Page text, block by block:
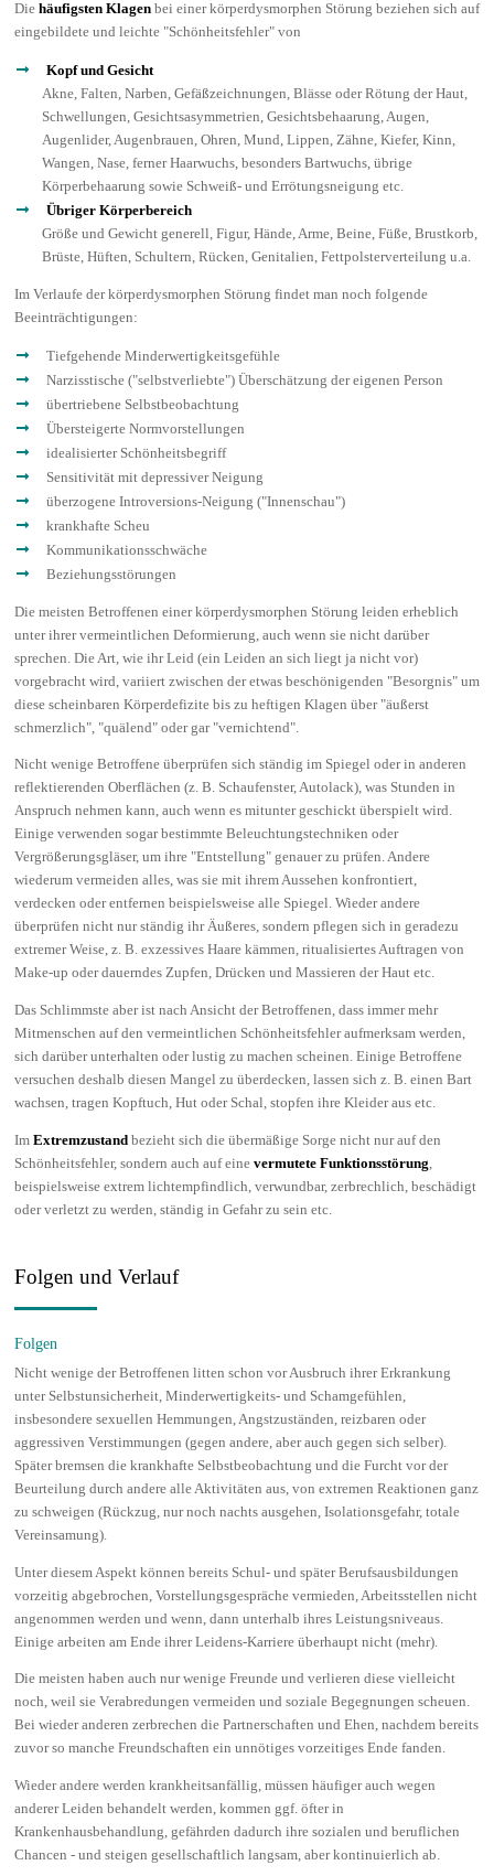
Die häufigsten Klagenbei einer körperdysmorphen Störung beziehen sich auf
eingebildete und leichte "Schönheitsfehler" von
Kopf und Gesicht
Akne, Falten, Narben, Gefäßzeichnungen, Blässe oder Rötung der Haut,
Schwellungen, Gesichtsasymmetrien, Gesichtsbehaarung, Augen,
Augenlider, Augenbrauen, Ohren, Mund, Lippen, Zähne, Kiefer, Kinn,
Wangen, Nase, ferner Haarwuchs, besonders Bartwuchs, übrige
Körperbehaarung sowie Schweiß- und Errötungsneigung etc.
Übriger Körperbereich
Größe und Gewicht generell, Figur, Hände, Arme, Beine, Füße, Brustkorb,
Brüste, Hüften, Schultern, Rücken, Genitalien, Fettpolsterverteilung u.a.
Im Verlaufe der körperdysmorphen Störung findet man noch folgende
Beeinträchtigungen:
Tiefgehende Minderwertigkeitsgefühle
Narzisstische ("selbstverliebte") Überschätzung der eigenen Person
übertriebene Selbstbeobachtung
Übersteigerte Normvorstellungen
idealisierter Schönheitsbegriff
Sensitivität mit depressiver Neigung
überzogene Introversions-Neigung ("Innenschau")
krankhafte Scheu
Kommunikationsschwäche
Beziehungsstörungen
Die meisten Betroffenen einer körperdysmorphen Störung leiden erheblich
unter ihrer vermeintlichen Deformierung, auch wenn sie nicht darüber
sprechen. Die Art, wie ihr Leid (ein Leiden an sich liegt ja nicht vor)
vorgebracht wird, variiert zwischen der etwas beschönigenden "Besorgnis" um
diese scheinbaren Körperdefizite bis zu heftigen Klagen über "äußerst
schmerzlich", "quälend" oder gar "vernichtend".
Nicht wenige Betroffene überprüfen sich ständig im Spiegel oder in anderen
reflektierenden Oberflächen (z. B. Schaufenster, Autolack), was Stunden in
Anspruch nehmen kann, auch wenn es mitunter geschickt überspielt wird.
Einige verwenden sogar bestimmte Beleuchtungstechniken oder
Vergrößerungsgläser, um ihre "Entstellung" genauer zu prüfen. Andere
wiederum vermeiden alles, was sie mit ihrem Aussehen konfrontiert,
verdecken oder entfernen beispielsweise alle Spiegel. Wieder andere
überprüfen nicht nur ständig ihr Äußeres, sondern pflegen sich in geradezu
extremer Weise, z. B. exzessives Haare kämmen, ritualisiertes Auftragen von
Make-up oder dauerndes Zupfen, Drücken und Massieren der Haut etc.
Das Schlimmste aber ist nach Ansicht der Betroffenen, dass immer mehr
Mitmenschen auf den vermeintlichen Schönheitsfehler aufmerksam werden,
sich darüber unterhalten oder lustig zu machen scheinen. Einige Betroffene
versuchen deshalb diesen Mangel zu überdecken, lassen sich z. B. einen Bart
wachsen, tragen Kopftuch, Hut oder Schal, stopfen ihre Kleider aus etc.
Im Extremzustandbezieht sich die übermäßige Sorge nicht nur auf den
Schönheitsfehler, sondern auch auf eine vermutete Funktionsstörung,
beispielsweise extrem lichtempfindlich, verwundbar, zerbrechlich, beschädigt
oder verletzt zu werden, ständig in Gefahr zu sein etc.
Folgen und Verlauf
Folgen
Nicht wenige der Betroffenen litten schon vor Ausbruch ihrer Erkrankung
unter Selbstunsicherheit, Minderwertigkeits- und Schamgefühlen,
insbesondere sexuellen Hemmungen, Angstzuständen, reizbaren oder
aggressiven Verstimmungen (gegen andere, aber auch gegen sich selber).
Später bremsen die krankhafte Selbstbeobachtung und die Furcht vor der
Beurteilung durch andere alle Aktivitäten aus, von extremen Reaktionen ganz
zu schweigen (Rückzug, nur noch nachts ausgehen, Isolationsgefahr, totale
Vereinsamung).
Unter diesem Aspekt können bereits Schul- und später Berufsausbildungen
vorzeitig abgebrochen, Vorstellungsgespräche vermieden, Arbeitsstellen nicht
angenommen werden und wenn, dann unterhalb ihres Leistungsniveaus.
Einige arbeiten am Ende ihrer Leidens-Karriere überhaupt nicht (mehr).
Die meisten haben auch nur wenige Freunde und verlieren diese vielleicht
noch, weil sie Verabredungen vermeiden und soziale Begegnungen scheuen.
Bei wieder anderen zerbrechen die Partnerschaften und Ehen, nachdem bereits
zuvor so manche Freundschaften ein unnötiges vorzeitiges Ende fanden.
Wieder andere werden krankheitsanfällig, müssen häufiger auch wegen
anderer Leiden behandelt werden, kommen ggf. öfter in
Krankenhausbehandlung, gefährden dadurch ihre sozialen und beruflichen
Chancen - und steigen gesellschaftlich langsam, aber kontinuierlich ab.